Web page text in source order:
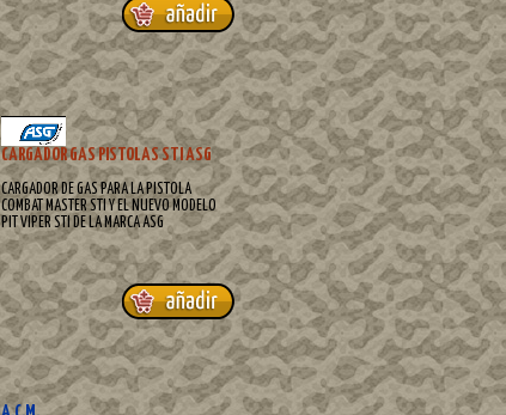
CARGADOR GAS PISTOLAS STI ASG
CARGADOR DE GAS PARA LA PISTOLA
COMBAT MASTER STI Y EL NUEVO MODELO
PIT VIPER STI DE LA MARCA ASG